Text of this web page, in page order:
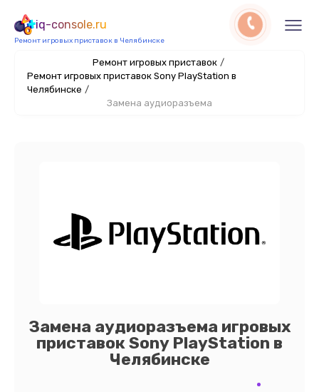
iq-console.ru
Ремонт игровых приставок в Челябинске
Ремонт игровых приставок /
Ремонт игровых приставок Sony PlayStation в
Челябинске /
Замена аудиоразъема
Замена аудиоразъема игровых
приставок Sony PlayStation в
Челябинске